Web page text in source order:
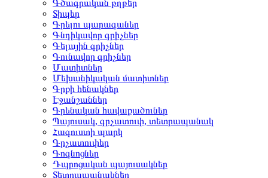
Գծագրական թղթեր
Տիպեր
Գրելու պարագաներ
Գնդիկավոր գրիչներ
Գելային գրիչներ
Գունավոր գրիչներ
Մատիտներ
Մեխանիկական մատիտներ
Գրքի հենակներ
Էջանշաններ
Գրենական հավաքածուներ
Պայուսակ, գրչատուփ, տետրապանակ
Հագուստի պարկ
Գրչատուփեր
Գոգնոցներ
Դպրոցական պայուսակներ
Տետրապանակներ